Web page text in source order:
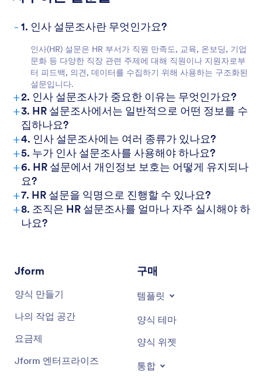
- 1. 인사 설문조사란 무엇인가요?
인사(HR) 설문은 HR 부서가 직원 만족도, 교육, 온보딩, 기업
문화 등 다양한 직장 관련 주제에 대해 직원이나 지원자로부
터 피드백, 의견, 데이터를 수집하기 위해 사용하는 구조화된
설문입니다.
+2. 인사 설문조사가 중요한 이유는 무엇인가요?
+3. HR 설문조사에서는 일반적으로 어떤 정보를 수
집하나요?
+4. 인사 설문조사에는 여러 종류가 있나요?
+5. 누가 인사 설문조사를 사용해야 하나요?
+6. HR 설문에서 개인정보 보호는 어떻게 유지되나
요?
+7. HR 설문을 익명으로 진행할 수 있나요?
+8. 조직은 HR 설문조사를 얼마나 자주 실시해야 하
나요?
Jform
양식 만들기
나의 작업 공간
요금제
Jform 엔터프라이즈
구매
템플릿
양식 테마
양식 위젯
통합